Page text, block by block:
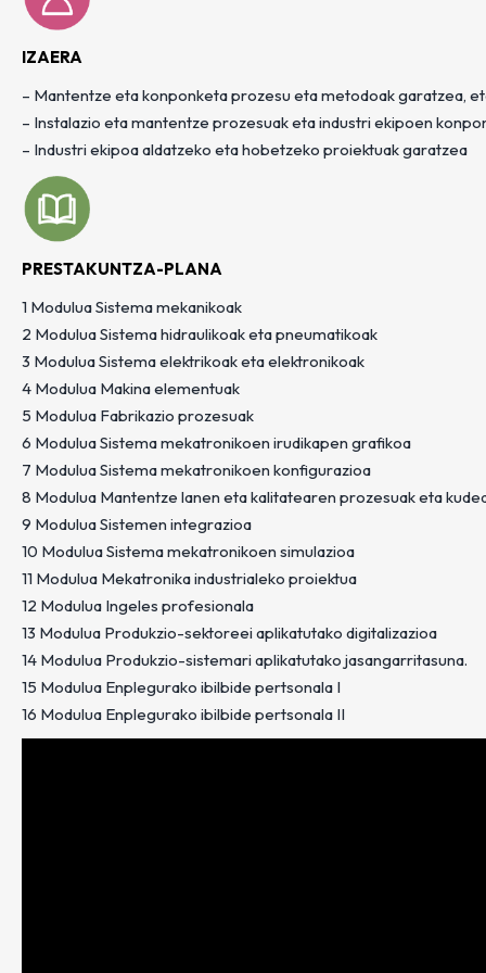
IZAERA
– Mantentze eta konponketa prozesu eta metodoak garatzea,
– Instalazio eta mantentze prozesuak eta industri ekipoen
– Industri ekipoa aldatzeko eta hobetzeko proiektuak garatzea
PRESTAKUNTZA-PLANA
1 Modulua Sistema mekanikoak
2 Modulua Sistema hidraulikoak eta pneumatikoak
3 Modulua Sistema elektrikoak eta elektronikoak
4 Modulua Makina elementuak
5 Modulua Fabrikazio prozesuak
6 Modulua Sistema mekatronikoen irudikapen grafikoa
7 Modulua Sistema mekatronikoen konfigurazioa
8 Modulua Mantentze lanen eta kalitatearen prozesuak eta
9 Modulua Sistemen integrazioa
10 Modulua Sistema mekatronikoen simulazioa
11 Modulua Mekatronika industrialeko proiektua
12 Modulua Ingeles profesionala
13 Modulua Produkzio-sektoreei aplikatutako digitalizazioa
14 Modulua Produkzio-sistemari aplikatutako jasangarritasuna.
15 Modulua Enplegurako ibilbide pertsonala I
16 Modulua Enplegurako ibilbide pertsonala II